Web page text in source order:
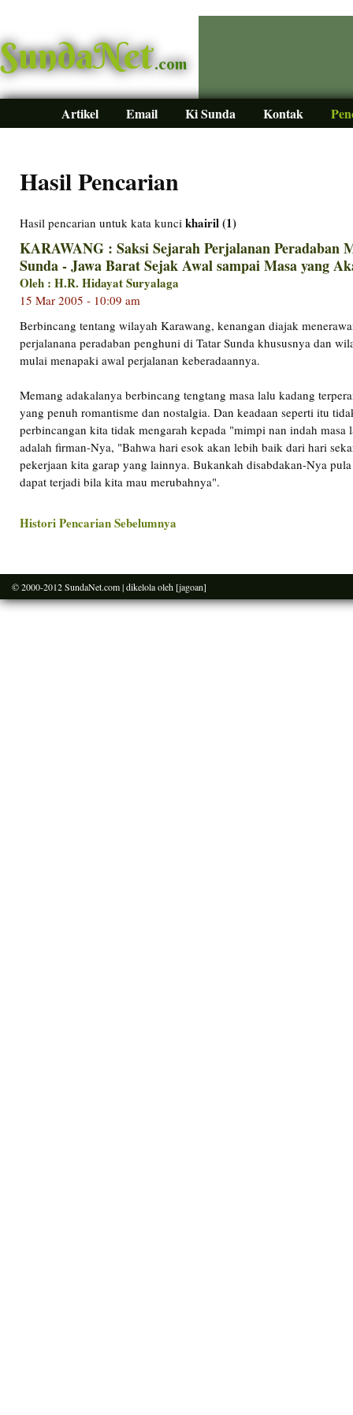
SundaNet.com
Artikel Email Ki Sunda Kontak
Hasil Pencarian
Hasil pencarian untuk kata kunci khairil (1)
KARAWANG : Saksi Sejarah Perjalanan Peradaban
Sunda - Jawa Barat Sejak Awal sampai Masa yang
Oleh : H.R. Hidayat Suryalaga
15 Mar 2005 - 10:09 am
Berbincang tentang wilayah Karawang, kenangan diajak
perjalanana peradaban penghuni di Tatar Sunda khususnya dan
mulai menapaki awal perjalanan keberadaannya.
Memang adakalanya berbincang tengtang masa lalu kadang
yang penuh romantisme dan nostalgia. Dan keadaan seperti itu
perbincangan kita tidak mengarah kepada "mimpi nan indah masa
adalah firman-Nya, "Bahwa hari esok akan lebih baik dari hari
pekerjaan kita garap yang lainnya. Bukankah disabdakan-Nya
dapat terjadi bila kita mau merubahnya".
Histori Pencarian Sebelumnya
© 2000-2012SundaNet.com| dikelola oleh [jagoan]